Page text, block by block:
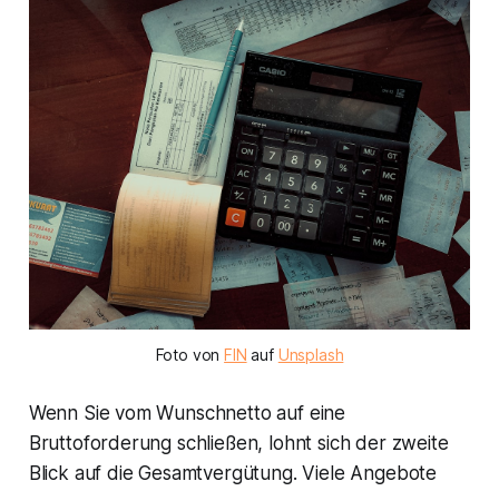
Foto vonFIN auf Unsplash
Wenn Sie vom Wunschnetto auf eine
Bruttoforderung schließen, lohnt sich der zweite
Blick auf die Gesamtvergütung. Viele Angebote